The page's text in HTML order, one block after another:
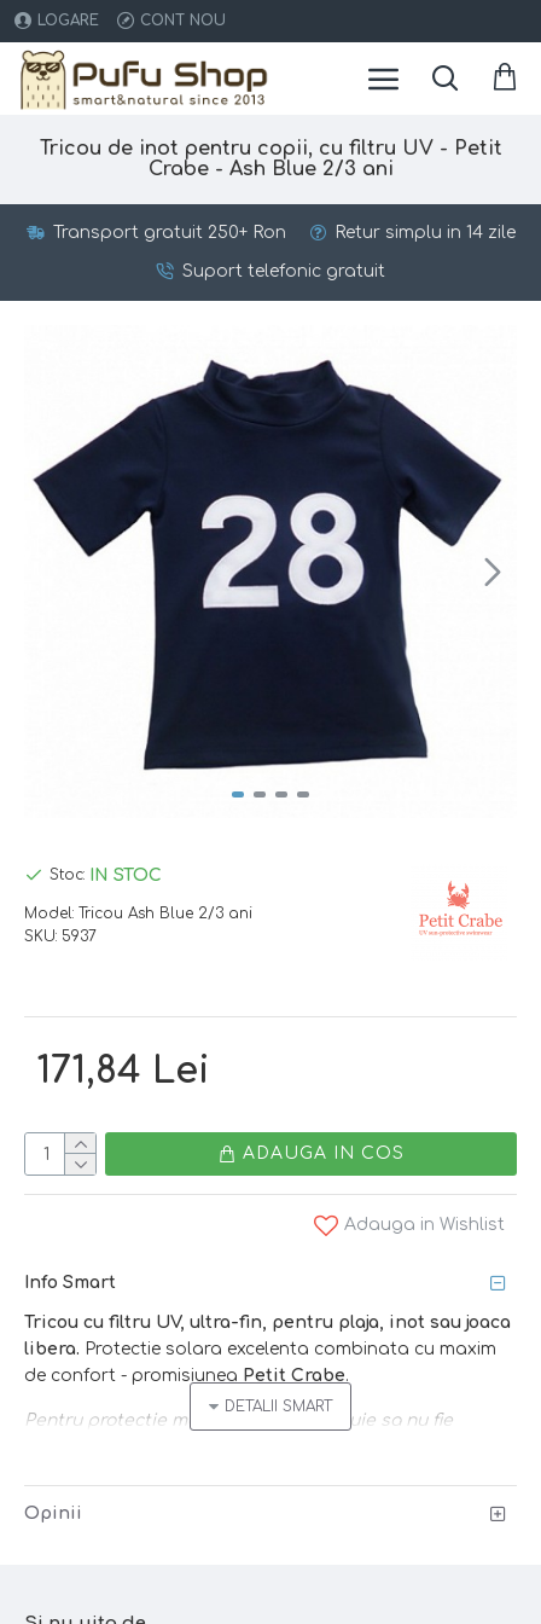
LOGARE CONT NOU
Tricou de inot pentru copii, cu filtru UV - Petit
Crabe - Ash Blue 2/3 ani
Transport gratuit 250+ Ron Retur simplu in 14 zile
Suport telefonic gratuit
171,84 Lei
Stoc: IN STOC
Model: Tricou Ash Blue 2/3 ani
SKU: 5937
ADAUGA IN COS
Adauga in Wishlist
Info Smart
Tricou cu filtru UV, ultra-fin, pentru plaja, inot sau joaca
libera. Protectie solara excelenta combinata cu maxim
de confort - promisiunea Petit Crabe.
Pentru protectie maxima hainele trebuie sa nu fie
Caracteristici:
Opinii